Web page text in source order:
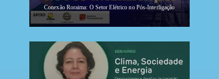
Conexão Roraima: O Setor Elétrico no Pós-Interligação